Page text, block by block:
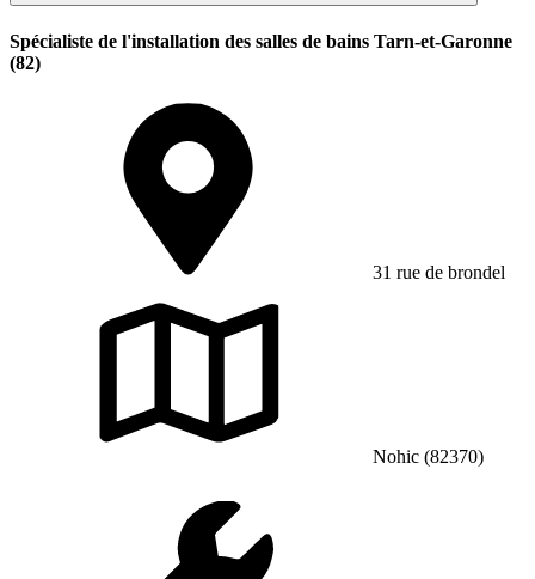
Spécialiste de l'installation des salles de bains Tarn-et-Garonne
(82)
31 rue de brondel
Nohic (82370)